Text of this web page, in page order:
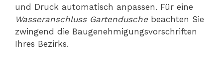
und Druck automatisch anpassen. Für eine
Wasseranschluss Gartendusche beachten Sie
zwingend die Baugenehmigungsvorschriften
Ihres Bezirks.